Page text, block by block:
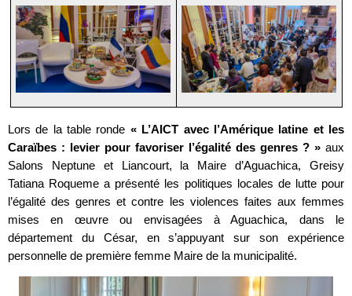
Lors de la table ronde « L’AICT avec l’Amérique latine et les
Caraïbes : levier pour favoriser l’égalité des genres ? » aux
Salons Neptune et Liancourt, la Maire d’Aguachica, Greisy
Tatiana Roqueme a présenté les politiques locales de lutte pour
l’égalité des genres et contre les violences faites aux femmes
mises en œuvre ou envisagées à Aguachica, dans le
département du César, en s’appuyant sur son expérience
personnelle de première femme Maire de la municipalité.